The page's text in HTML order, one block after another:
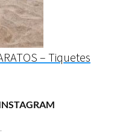
– Tiquetes